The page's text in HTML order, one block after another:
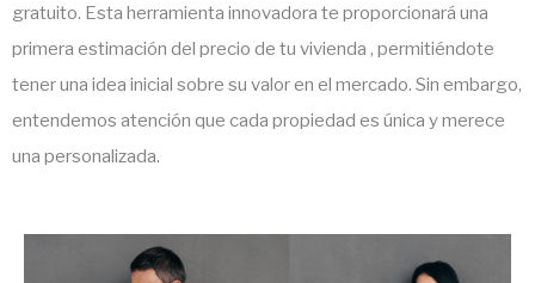
gratuito. Esta herramienta innovadora te proporcionará una
primera estimación del precio de tu vivienda , permitiéndote
tener una idea inicial sobre su valor en el mercado. Sin embargo,
entendemos atención que cada propiedad es única y merece
una personalizada.